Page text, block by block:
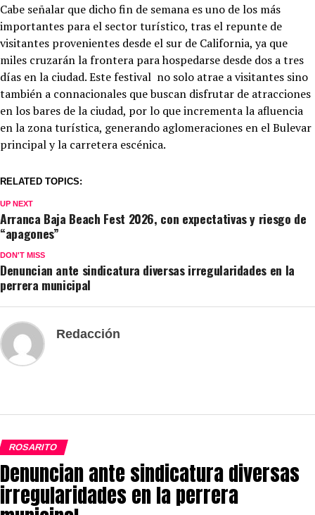
Cabe señalar que dicho fin de semana es uno de los más
importantes para el sector turístico, tras el repunte de
visitantes provenientes desde el sur de California, ya que
miles cruzarán la frontera para hospedarse desde dos a tres
días en la ciudad. Este festival no solo atrae a visitantes sino
también a connacionales que buscan disfrutar de atracciones
en los bares de la ciudad, por lo que incrementa la afluencia
en la zona turística, generando aglomeraciones en el Bulevar
principal y la carretera escénica.
RELATED TOPICS:
UP NEXT
Arranca Baja Beach Fest 2026, con expectativas y riesgo de
“apagones”
DON'T MISS
Denuncian ante sindicatura diversas irregularidades en la
perrera municipal
Redacción
ROSARITO
Denuncian ante sindicatura diversas
irregularidades en la perrera